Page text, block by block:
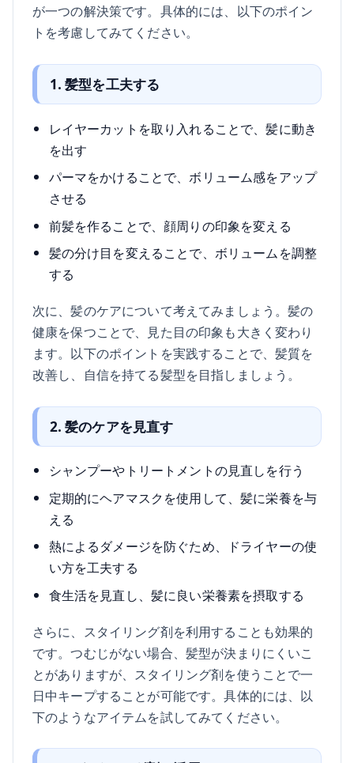
が一つの解決策です。具体的には、以下のポイン
トを考慮してみてください。
1. 髪型を工夫する
レイヤーカットを取り入れることで、髪に動き
を出す
パーマをかけることで、ボリューム感をアップ
させる
前髪を作ることで、顔周りの印象を変える
髪の分け目を変えることで、ボリュームを調整
する
次に、髪のケアについて考えてみましょう。髪の
健康を保つことで、見た目の印象も大きく変わり
ます。以下のポイントを実践することで、髪質を
改善し、自信を持てる髪型を目指しましょう。
2. 髪のケアを見直す
シャンプーやトリートメントの見直しを行う
定期的にヘアマスクを使用して、髪に栄養を与
える
熱によるダメージを防ぐため、ドライヤーの使
い方を工夫する
食生活を見直し、髪に良い栄養素を摂取する
さらに、スタイリング剤を利用することも効果的
です。つむじがない場合、髪型が決まりにくいこ
とがありますが、スタイリング剤を使うことで一
日中キープすることが可能です。具体的には、以
下のようなアイテムを試してみてください。